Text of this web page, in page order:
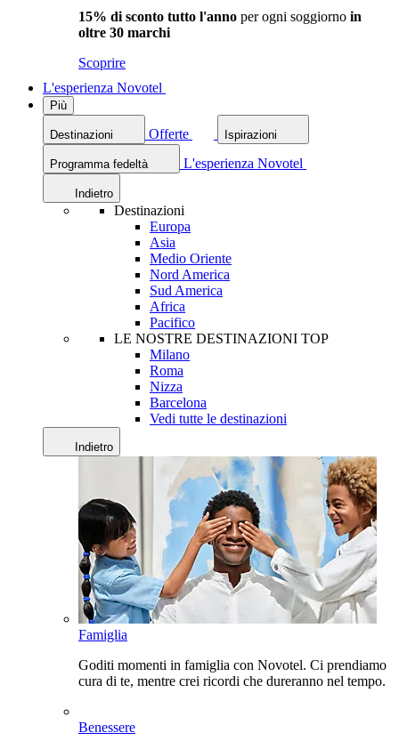
15% di sconto tutto l'anno per ogni soggiorno in
oltre 30 marchi
Scoprire
L'esperienza Novotel
Più
Destinazioni Offerte Ispirazioni
Programma fedeltà L'esperienza Novotel
Indietro
Destinazioni
Europa
Asia
Medio Oriente
Nord America
Sud America
Africa
Pacifico
LE NOSTRE DESTINAZIONI TOP
Milano
Roma
Nizza
Barcelona
Vedi tutte le destinazioni
Indietro
Famiglia
Goditi momenti in famiglia con Novotel. Ci prendiamo
cura di te, mentre crei ricordi che dureranno nel tempo.
Benessere